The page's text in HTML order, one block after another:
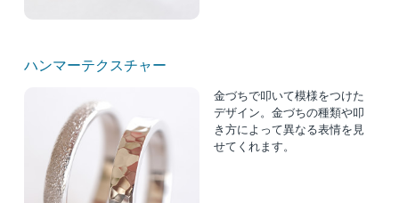
ハンマーテクスチャー
金づちで叩いて模様をつけた
デザイン。金づちの種類や叩
き方によって異なる表情を見
せてくれます。